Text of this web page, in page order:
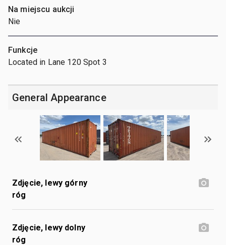
Na miejscu aukcji
Nie
Funkcje
Located in Lane 120 Spot 3
General Appearance
Zdjęcie, lewy górny
róg
Zdjęcie, lewy dolny
róg